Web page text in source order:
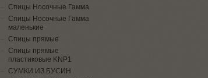
Спицы Носочные Гамма
Спицы Носочные Гамма
маленькие
Спицы прямые
Спицы прямые
пластиковые KNP1
СУМКИ ИЗ БУСИН